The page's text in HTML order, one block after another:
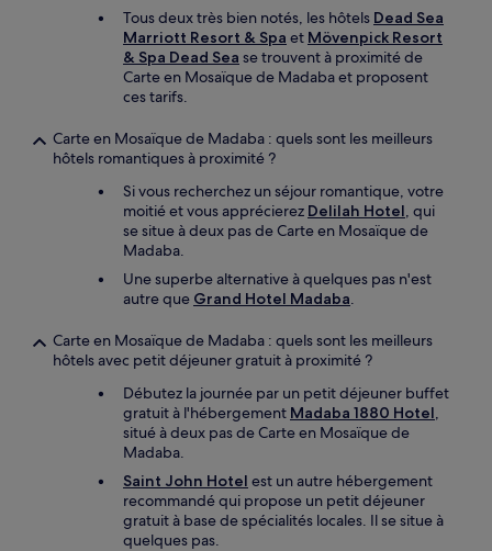
Tous deux très bien notés, les hôtels Dead Sea
Marriott Resort & Spa et Mövenpick Resort
& Spa Dead Sea se trouvent à proximité de
Carte en Mosaïque de Madaba et proposent
ces tarifs.
Carte en Mosaïque de Madaba : quels sont les meilleurs
hôtels romantiques à proximité ?
Si vous recherchez un séjour romantique, votre
moitié et vous apprécierez Delilah Hotel, qui
se situe à deux pas de Carte en Mosaïque de
Madaba.
Une superbe alternative à quelques pas n'est
autre que Grand Hotel Madaba.
Carte en Mosaïque de Madaba : quels sont les meilleurs
hôtels avec petit déjeuner gratuit à proximité ?
Débutez la journée par un petit déjeuner buffet
gratuit à l'hébergement Madaba 1880 Hotel,
situé à deux pas de Carte en Mosaïque de
Madaba.
Saint John Hotel est un autre hébergement
recommandé qui propose un petit déjeuner
gratuit à base de spécialités locales. Il se situe à
quelques pas.